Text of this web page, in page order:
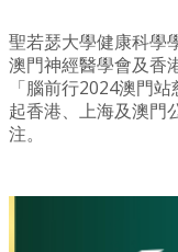
聖若瑟大學健康科學
澳門神經醫學會及香
「腦前行2024澳門
起香港、上海及澳門
注。